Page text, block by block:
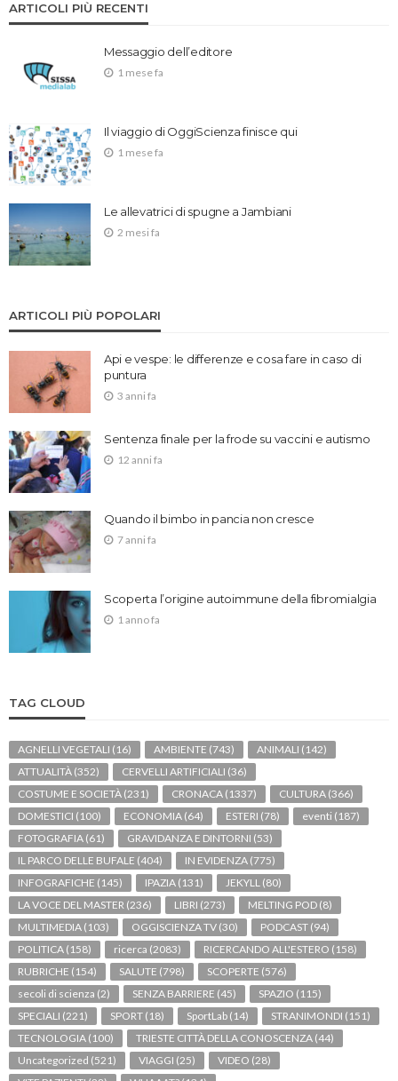
ARTICOLI PIÙ RECENTI
Messaggio dell’editore
1 mese fa
Il viaggio di OggiScienza finisce qui
1 mese fa
Le allevatrici di spugne a Jambiani
2 mesi fa
ARTICOLI PIÙ POPOLARI
Api e vespe: le differenze e cosa fare in caso di
puntura
3 anni fa
Sentenza finale per la frode su vaccini e autismo
12 anni fa
Quando il bimbo in pancia non cresce
7 anni fa
Scoperta l’origine autoimmune della fibromialgia
1 anno fa
TAG CLOUD
AGNELLI VEGETALI (16) AMBIENTE (743) ANIMALI (142)
ATTUALITÀ (352) CERVELLI ARTIFICIALI (36)
COSTUME E SOCIETÀ (231) CRONACA (1337) CULTURA (366)
DOMESTICI (100) ECONOMIA (64) ESTERI (78) eventi (187)
FOTOGRAFIA (61) GRAVIDANZA E DINTORNI (53)
IL PARCO DELLE BUFALE (404) IN EVIDENZA (775)
INFOGRAFICHE (145) IPAZIA (131) JEKYLL (80)
LA VOCE DEL MASTER (236) LIBRI (273) MELTING POD (8)
MULTIMEDIA (103) OGGISCIENZA TV (30) PODCAST (94)
POLITICA (158) ricerca (2083) RICERCANDO ALL'ESTERO (158)
RUBRICHE (154) SALUTE (798) SCOPERTE (576)
secoli di scienza (2) SENZA BARRIERE (45) SPAZIO (115)
SPECIALI (221) SPORT (18) SportLab (14) STRANIMONDI (151)
TECNOLOGIA (100) TRIESTE CITTÀ DELLA CONOSCENZA (44)
Uncategorized (521) VIAGGI (25) VIDEO (28)